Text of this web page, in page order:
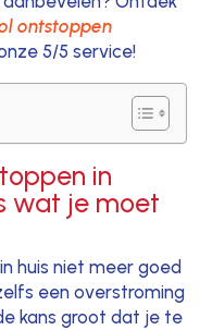
ontstoppen
5/5 service!
in
wat je moet
huis niet meer goed
een overstroming
kans groot dat je te